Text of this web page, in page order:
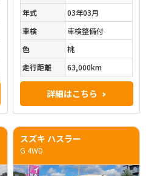
年式
03年03月
車検
車検整備付
色
桃
走行距離
63,000km
詳細はこちら
スズキ ハスラー
G 4WD